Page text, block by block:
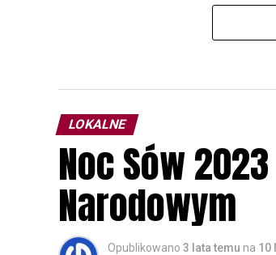
LOKALNE
Noc Sów
Narodowym
Opublikowano 3 lata temu na 10